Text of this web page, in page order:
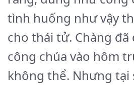
tình huống như vậy
cho thái tử. Chàng
công chúa vào hôm
không thể. Nhưng tại